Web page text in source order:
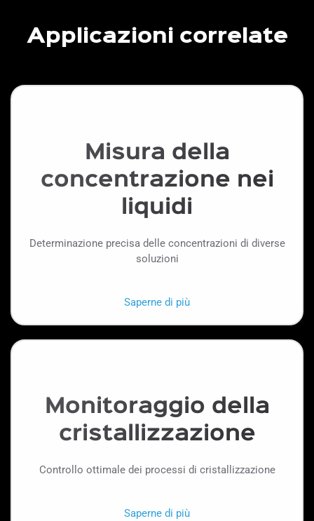
Applicazioni correlate
Misura della
concentrazione nei
liquidi
Determinazione precisa delle concentrazioni di diverse
soluzioni
Saperne di più
Monitoraggio della
cristallizzazione
Controllo ottimale dei processi di cristallizzazione
Saperne di più